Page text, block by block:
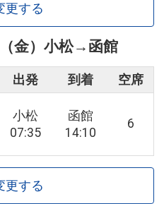
更する
金） 小松→ 函館
出発 到着 空席
小松
07:35
函館
14:10
6
更する